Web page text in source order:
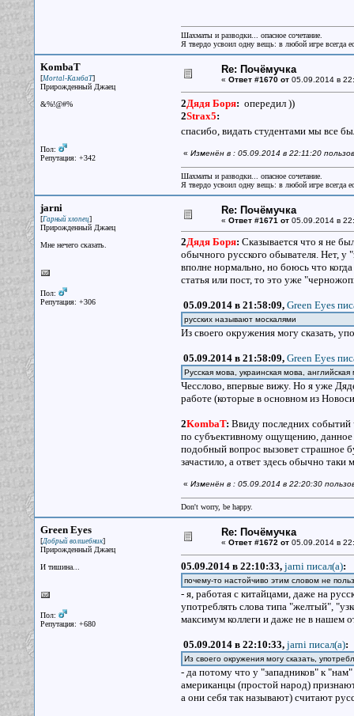
Шахматы и разводки... опасное сочетание.
Я твердо усвоил одну вещь: в любой игре всегда
KombaT
[Mortal-КамбаТ]
Прирожденный Джаец
&%!@#%
Пол:
Репутация: +342
Re: Почёмучка
« Ответ #1670 от05.09.2014 в
2Дядя Боря: опередил ))
2Strax5:
спасибо, видать студентами мы все
« Изменён в : 05.09.2014 в 22:11:20
Шахматы и разводки... опасное сочетание.
Я твердо усвоил одну вещь: в любой игре всегда
jarni
[Гарный хлопец]
Прирожденный Джаец
Мне нечего сказать.
Пол:
Репутация: +306
Re: Почёмучка
« Ответ #1671 от05.09.2014 в
2Дядя Боря: Сказывается что я не
обычного русского обывателя. Нет, у
вполне нормально, но боюсь что
статья или пост, то это уже
05.09.2014 в 21:58:09, Green Eyes
русских называют москалями
Из своего окружения могу сказать,
05.09.2014 в 21:58:09, Green Eyes
Русская мова, украинская мова,
Чесслово, впервые вижу. Но я уже
работе (которые в основном из
2KombaT: Ввиду последних событий
по субъективному ощущению, данное
подобный вопрос вызовет страшное
зачастило, а ответ здесь обычно
« Изменён в : 05.09.2014 в 22:20:30
Don't worry, be happy.
Green Eyes
[Добрый волшебник]
Прирожденный Джаец
И тишина...
Пол:
Репутация: +680
Re: Почёмучка
« Ответ #1672 от05.09.2014 в
05.09.2014 в 22:10:33, jarni писал(a):
почему-то настойчиво этим словом не
- я, работая с китайцами, даже на
употреблять слова типа "желтый",
максимум коллеги и даже не в нашем
05.09.2014 в 22:10:33, jarni писал(a):
Из своего окружения могу сказать,
- да потому что у "западников" к
американцы (простой народ)
а они себя так называют) считают